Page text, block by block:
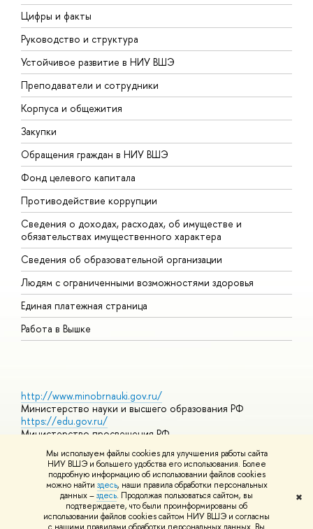
Мы используем файлы cookies для улучшения работы сайта
НИУ ВШЭ и большего удобства его использования. Более
подробную информацию об использовании файлов cookies
можно найти здесь, наши правила обработки персональных
данных –здесь. Продолжая пользоваться сайтом, вы
подтверждаете, что были проинформированы об
использовании файлов cookies сайтом НИУ ВШЭ и согласны
✖
Цифры и факты
Руководство и структура
Устойчивое развитие в НИУ ВШЭ
Преподаватели и сотрудники
Корпуса и общежития
Закупки
Обращения граждан в НИУ ВШЭ
Фонд целевого капитала
Противодействие коррупции
Сведения о доходах, расходах, об имуществе и
обязательствах имущественного характера
Сведения об образовательной организации
Людям с ограниченными возможностями здоровья
Единая платежная страница
Работа в Вышке
http://www.minobrnauki.gov.ru/
Министерство науки и высшего образования РФ
https://edu.gov.ru/
Министерство просвещения РФ
Массовые открытые онлайн-курсы
© НИУ ВШЭ 1993–2026 Адреса и контактыУсловия
использования материалов Политика конфиденциальности